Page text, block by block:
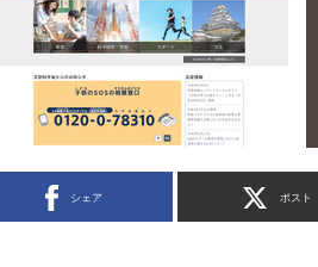
シェア ポスト